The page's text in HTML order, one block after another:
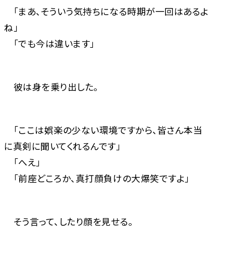
「まあ、そういう気持ちになる時期が一回はあるよ
ね」
「でも今は違います」
彼は身を乗り出した。
「ここは娯楽の少ない環境ですから、皆さん本当
に真剣に聞いてくれるんです」
「へえ」
「前座どころか、真打顔負けの大爆笑ですよ」
そう言って、したり顔を見せる。